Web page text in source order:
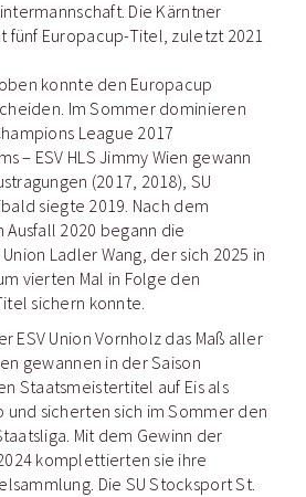
Die Kärntner
fünf Europacup-Titel, zuletzt 2021
konnte den Europacup
Im Sommer dominieren
League 2017
– ESV HLS Jimmy Wien gewann
(2017, 2018), SU
siegte 2019. Nach dem
2020 begann die
Ladler Wang, der sich 2025 in
vierten Mal in Folge den
sichern konnte.
ESV Union Vornholz das Maß aller
gewannen in der Saison
Staatsmeistertitel auf Eis als
und sicherten sich im Sommer den
Mit dem Gewinn der
komplettierten sie ihre
Die SU Stocksport St.